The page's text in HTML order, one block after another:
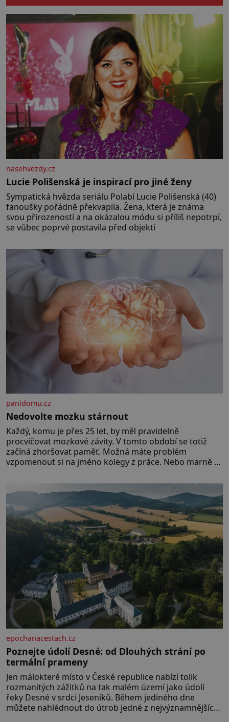
„pravých“ živoucích trpaslíků
konče. Dokonce jsou tu i první
inkubátory. I s předčasně
narozenými dětmi! Novorozenci,
umístění ve zdejším zařízení, jsou
[…]
nasehvezdy.cz
Lucie Polišenská je inspirací pro jiné ženy
Sympatická hvězda seriálu Polabí Lucie Polišenská (40)
fanoušky pořádně překvapila. Žena, která je známa
svou přirozeností a na okázalou módu si příliš nepotrpí,
se vůbec poprvé postavila před objekti
panidomu.cz
Nedovolte mozku stárnout
Každý, komu je přes 25 let, by měl pravidelně
procvičovat mozkové závity. V tomto období se totiž
začíná zhoršovat paměť. Možná máte problém
vzpomenout si na jméno kolegy z práce. Nebo marně v
Je to opravdu tak, s věkem jako kdyby se paměť
rozhodla stávkovat. Cvičte
epochanacestach.cz
Poznejte údolí Desné: od Dlouhých strání po
termální prameny
Jen málokteré místo v České republice nabízí tolik
rozmanitých zážitků na tak malém území jako údolí
řeky Desné v srdci Jeseníků. Během jediného dne
můžete nahlédnout do útrob jedné z nejvýznamnějších